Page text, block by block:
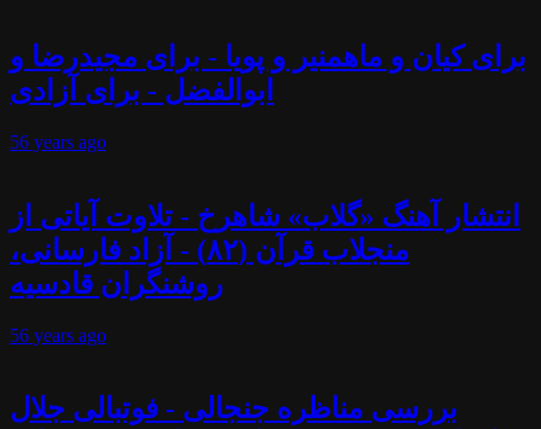
برای کیان و ماهمنیر و پویا - برای مجیدرضا و
ابوالفضل - برای آزادی
56 years ago
انتشار آهنگ «گلاب» شاهرخ - تلاوت آیاتی از
منجلاب قرآن (۸۲) - آزاد فارسانی،
روشنگران قادسیه
56 years ago
بررسی مناظره جنجالی - فوتبالی جلال